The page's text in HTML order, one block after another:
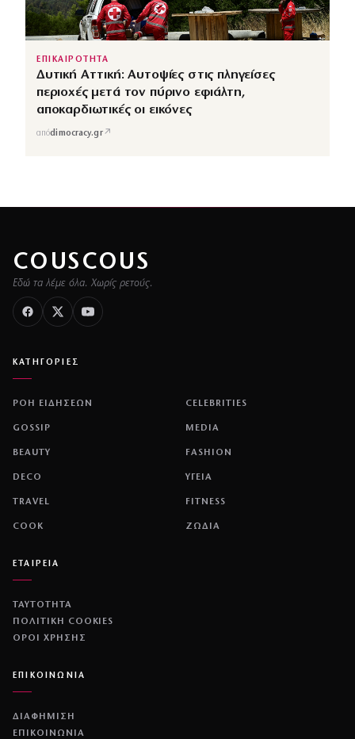
ΕΠΙΚΑΙΡΟΤΗΤΑ
Δυτική Αττική: Αυτοψίες στις πληγείσες
περιοχές μετά τον πύρινο εφιάλτη,
αποκαρδιωτικές οι εικόνες
απόdimocracy.gr↗
COUSCOUS
Εδώ τα λέμε όλα. Χωρίς ρετούς.
ΚΑΤΗΓΟΡΙΕΣ
ΡΟΗ ΕΙΔΗΣΕΩΝ CELEBRITIES
GOSSIP MEDIA
BEAUTY FASHION
DECO ΥΓΕΙΑ
TRAVEL FITNESS
COOK ΖΩΔΙΑ
ΕΤΑΙΡΕΙΑ
ΤΑΥΤΟΤΗΤΑ
ΠΟΛΙΤΙΚΉ COOKIES
ΌΡΟΙ ΧΡΉΣΗΣ
ΕΠΙΚΟΙΝΩΝΙΑ
ΔΙΑΦΗΜΙΣΗ
ΕΠΙΚΟΙΝΩΝΙΑ